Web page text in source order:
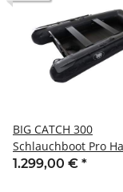
BIG CATCH 300
Schlauchboot Pro
Carbon/Schwarz
1.299,00 € *